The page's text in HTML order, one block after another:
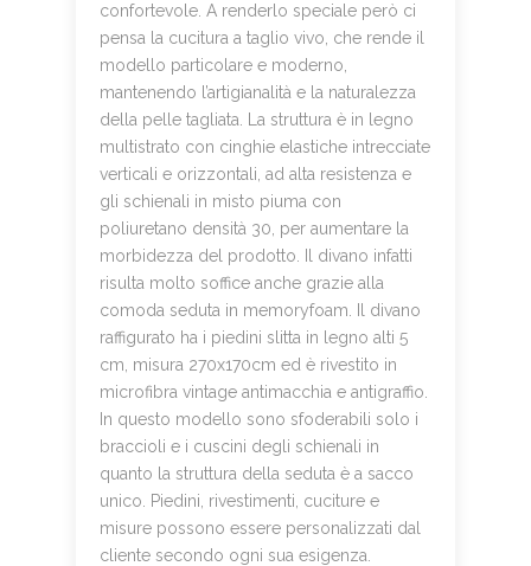
confortevole. A renderlo speciale però ci
pensa la cucitura a taglio vivo, che rende il
modello particolare e moderno,
mantenendo l’artigianalità e la naturalezza
della pelle tagliata. La struttura è in legno
multistrato con cinghie elastiche intrecciate
verticali e orizzontali, ad alta resistenza e
gli schienali in misto piuma con
poliuretano densità 30, per aumentare la
morbidezza del prodotto. Il divano infatti
risulta molto soffice anche grazie alla
comoda seduta in memoryfoam. Il divano
raffigurato ha i piedini slitta in legno alti 5
cm, misura 270x170cm ed è rivestito in
microfibra vintage antimacchia e antigraffio.
In questo modello sono sfoderabili solo i
braccioli e i cuscini degli schienali in
quanto la struttura della seduta è a sacco
unico. Piedini, rivestimenti, cuciture e
misure possono essere personalizzati dal
cliente secondo ogni sua esigenza.